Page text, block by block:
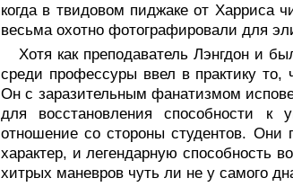
когда в твидовом пиджаке от Харриса
весьма охотно фотографировали для
Хотя как преподаватель Лэнгдон и
среди профессуры ввел в практику
Он с заразительным фанатизмом
для восстановления способности к
отношение со стороны студентов.
характер, и легендарную способность
хитрых маневров чуть ли не у самого